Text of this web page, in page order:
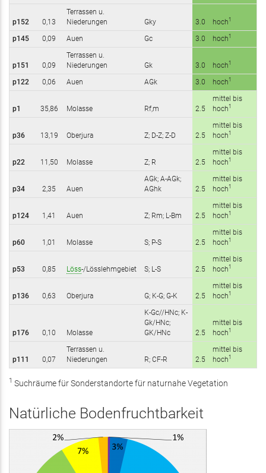
p152 0,13
Terrassen u.
Niederungen
Gky 3.0 hoch1
p145 0,09 Auen Gc 3.0 hoch1
p151 0,09
Terrassen u.
Niederungen
Gk 3.0 hoch1
p122 0,06 Auen AGk 3.0 hoch1
p1 35,86 Molasse Rf,m 2.5
mittel bis
hoch1
p36 13,19 Oberjura Z; D-Z; Z-D 2.5
mittel bis
hoch1
p22 11,50 Molasse Z; R 2.5
mittel bis
hoch1
p34 2,35 Auen
AGk; A-AGk;
AGhk
2.5
mittel bis
hoch1
p124 1,41 Auen Z; Rm; L-Bm 2.5
mittel bis
hoch1
p60 1,01 Molasse S; P-S 2.5
mittel bis
hoch1
p53 0,85 Löss-/Lösslehmgebiet S; L-S 2.5
mittel bis
hoch1
p136 0,63 Oberjura G; K-G; G-K 2.5
mittel bis
hoch1
p176 0,10 Molasse
K-Gc//HNc; K-
Gk/HNc;
GK/HNc
2.5
mittel bis
hoch1
p111 0,07
Terrassen u.
Niederungen
R; CF-R 2.5
mittel bis
hoch1
1 Suchräume für Sonderstandorte für naturnahe Vegetation
Natürliche Bodenfruchtbarkeit